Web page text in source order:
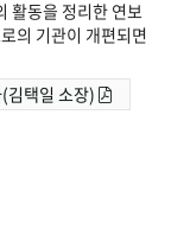
활동을 정리한 연보
의 기관이 개편되면
김택일 소장)